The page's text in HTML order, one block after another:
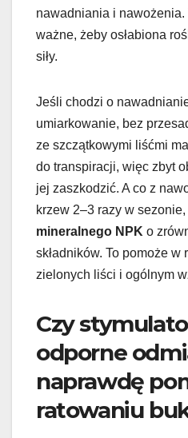
nawadniania i
ważne, żeby osłabiona
siły.
Jeśli chodzi o
umiarkowanie, bez
ze szczątkowymi liśćmi
do transpiracji, więc zbyt
jej zaszkodzić. A co z
krzew 2–3 razy w
mineralnego NPK o
składników. To pomoże w
zielonych liści i ogólnym
Czy
odporne
naprawdę
ratowaniu